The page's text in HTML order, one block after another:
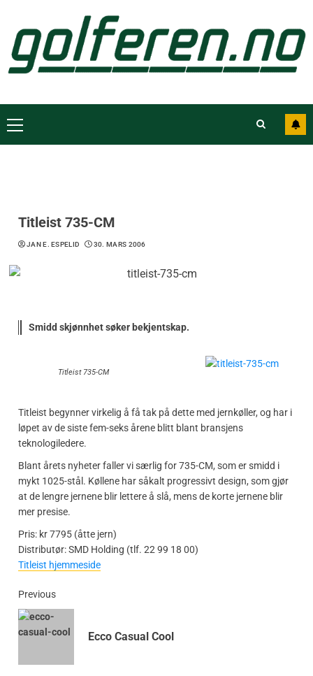
Titleist 735-CM
JAN E. ESPELID 30. MARS 2006
Smidd skjønnhet søker bekjentskap.
Titleist 735-CM
Titleist begynner virkelig å få tak på dette med jernkøller, og har i
løpet av de siste fem-seks årene blitt blant bransjens
teknologiledere.
Blant årets nyheter faller vi særlig for 735-CM, som er smidd i
mykt 1025-stål. Køllene har såkalt progressivt design, som gjør
at de lengre jernene blir lettere å slå, mens de korte jernene blir
mer presise.
Pris: kr 7795 (åtte jern)
Distributør: SMD Holding (tlf. 22 99 18 00)
Titleist hjemmeside
Previous
Ecco Casual Cool